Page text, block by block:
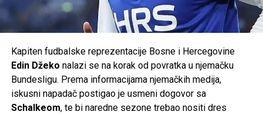
Pred nama su novi evropski izazovi, nove utakmice i nova
prilika da pokažemo zašto je Krajina prepoznata kao dom
vrhunskog futsala.
Podržimo pravi krajiški sportski brend u novom
evropskom pohodu. Budimo dio priče koja se ispisuje
pred našim očima.
Vidimo se u Cazinu!
Kapiten fudbalske reprezentacije Bosne i Hercegovine
Edin Džeko nalazi se na korak od povratka u njemačku
Bundesligu. Prema informacijama njemačkih medija,
iskusni napadač postigao je usmeni dogovor sa
Schalkeom, te bi naredne sezone trebao nositi dres